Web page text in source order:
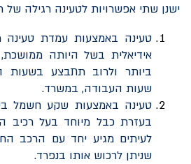
ישנן שתי אפשרויות לטעינה רגילה של
טעינה באמצעות עמדת טעינה
אידיאלית בשל היותה
ביותר ולרוב תתבצע
שעות העבודה, במשרד.
טעינה באמצעות שקע חשמל
בעזרת כבל מיוחד בעל רכיב
לעיתים מגיע יחד עם הרכב
שניתן לרכוש אותו בנפרד.